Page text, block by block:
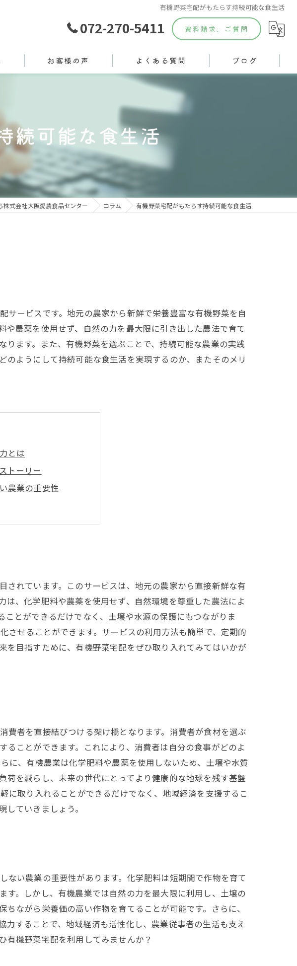
有機野菜宅配がもたらす持続可能な食生活
072-270-5411 資料請求、ご質問
お客様の声 よくある質問 ブログ
続可能な食生活
株式会社大阪愛農食品センター コラム 有機野菜宅配がもたらす持続可能な食生活
ービスです。地元の農家から新鮮で栄養豊富な有機野菜を自
農薬を使用せず、自然の力を最大限に引き出した農法で育て
ます。また、有機野菜を選ぶことで、持続可能な農業の実践
ようにして持続可能な食生活を実現するのか、またそのメリ
とは
トーリー
農業の重要性
の健康効果
たらす恩恵
れています。このサービスは、地元の農家から直接新鮮な有
、化学肥料や農薬を使用せず、自然環境を尊重した農法によ
とができるだけでなく、土壌や水源の保護にもつながりま
させることができます。サービスの利用方法も簡単で、定期的
目指すために、有機野菜宅配をぜひ取り入れてみてはいかが
者を直接結びつける架け橋となります。消費者が食材を選ぶ
ことができます。これにより、消費者は自分の食事がどのよ
に、有機農業は化学肥料や農薬を使用しないため、土壌や水質
を減らし、未来の世代にとってより健康的な地球を残す基盤
に取り入れることができるだけでなく、地域経済を支援するこ
ていきましょう。
い農業の重要性があります。化学肥料は短期間で作物を育て
。しかし、有機農業では自然の力を最大限に利用し、土壌の
ながら栄養価の高い作物を育てることが可能です。さらに、
することで、地域経済も活性化し、農業従事者の生活も支え
有機野菜宅配を利用してみませんか？